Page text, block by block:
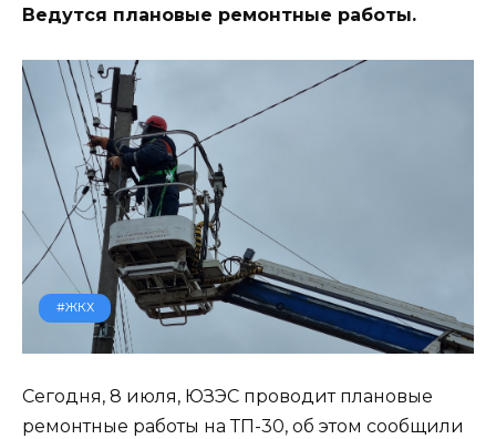
Ведутся плановые ремонтные работы.
#ЖКХ
Сегодня, 8 июля, ЮЗЭС проводит плановые
ремонтные работы на ТП-30, об этом сообщили